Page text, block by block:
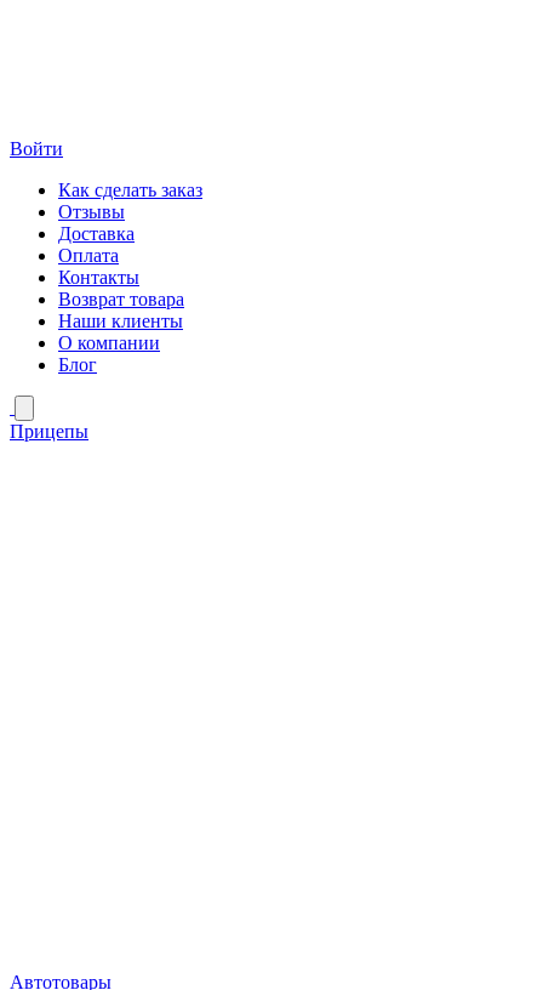
Войти
Как сделать заказ
Отзывы
Доставка
Оплата
Контакты
Возврат товара
Наши клиенты
О компании
Блог
Прицепы
Автотовары